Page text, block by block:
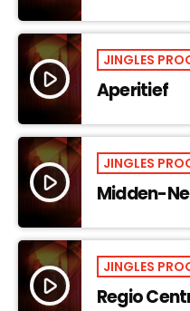
play_arrow
JINGLES
Aperitief
play_arrow
JINGLES
Midden-
play_arrow
JINGLES
Regio